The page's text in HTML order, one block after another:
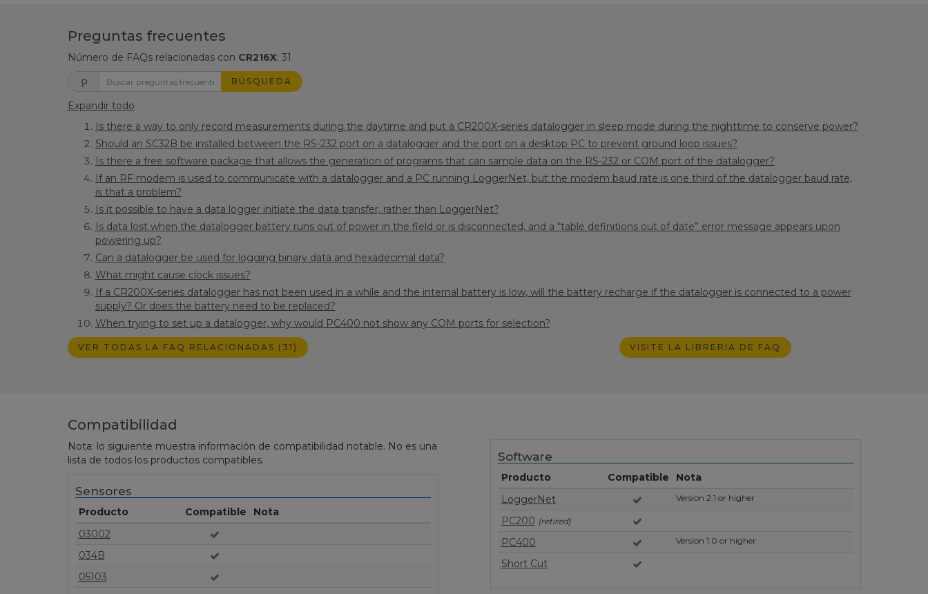
Preguntas frecuentes
Número de FAQs relacionadas con CR216X: 31
BÚSQUEDA
Expandir todo
Is there a way to only record measurements during the daytime and put a CR200X-series datalogger in sleep mode during the nighttime to conserve power?
Should an SC32B be installed between the RS-232 port on a datalogger and the port on a desktop PC to prevent ground loop issues?
Is there a free software package that allows the generation of programs that can sample data on the RS-232 or COM port of the datalogger?
If an RF modem is used to communicate with a datalogger and a PC running LoggerNet, but the modem baud rate is one third of the datalogger baud rate,
is that a problem?
Is it possible to have a data logger initiate the data transfer, rather than LoggerNet?
Is data lost when the datalogger battery runs out of power in the field or is disconnected, and a “table definitions out of date” error message appears upon
powering up?
Can a datalogger be used for logging binary data and hexadecimal data?
What might cause clock issues?
If a CR200X-series datalogger has not been used in a while and the internal battery is low, will the battery recharge if the datalogger is connected to a power
supply? Or does the battery need to be replaced?
When trying to set up a datalogger, why would PC400 not show any COM ports for selection?
VER TODAS LA FAQ RELACIONADAS (31) VISITE LA LIBRERÍA DE FAQ
Compatibilidad
Nota: lo siguiente muestra información de compatibilidad notable. No es una
lista de todos los productos compatibles.
Sensores
Producto Compatible
Nota
03002
034B
05103
Software
Producto Compatible
Nota
LoggerNet
Version 2.1 or higher
PC200 (retired)
PC400 Version 1.0 or higher
Short Cut